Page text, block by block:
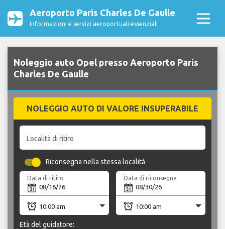
Aeroporto Paris Charles De Gaulle
Informazioni e servizi aeroportuali essenziali
Noleggio auto Opel presso Aeroporto Paris
Charles De Gaulle
NOLEGGIO AUTO DI VALORE INSUPERABILE
Località di ritiro
Riconsegna nella stessa località
Data di ritiro Data di riconsegna
Età del guidatore: